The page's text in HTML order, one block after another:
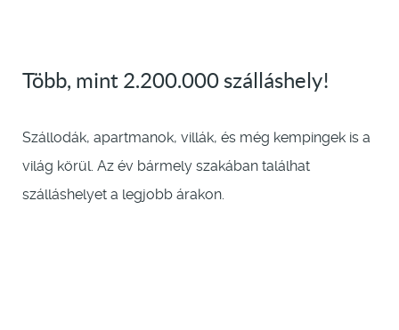
Több, mint 2.200.000 szálláshely!
Szállodák, apartmanok, villák, és még kempingek is a
világ körül. Az év bármely szakában találhat
szálláshelyet a legjobb árakon.